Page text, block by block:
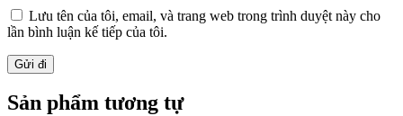
Lưu tên của tôi, email, và trang web trong trình duyệt này cho
lần bình luận kế tiếp của tôi.
Sản phẩm tương tự